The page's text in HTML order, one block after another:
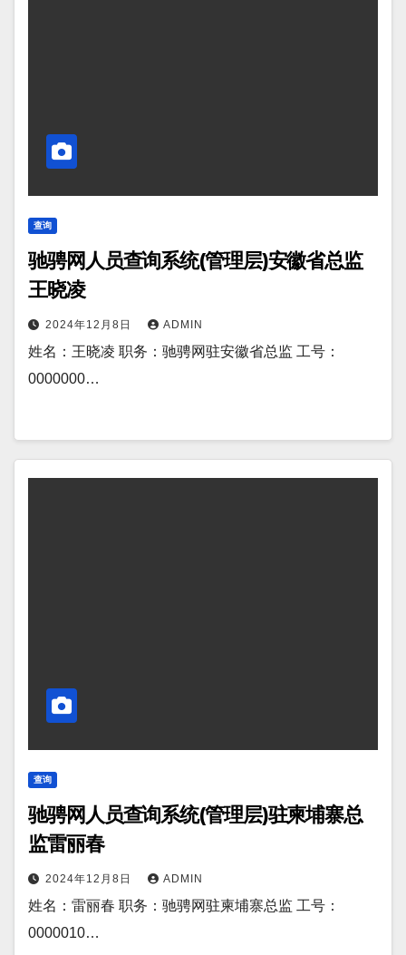
查询
驰骋网人员查询系统(管理层)安徽省总监
王晓凌
2024年12月8日 ADMIN
姓名：王晓凌 职务：驰骋网驻安徽省总监 工号：
0000000…
查询
驰骋网人员查询系统(管理层)驻柬埔寨总
监雷丽春
2024年12月8日 ADMIN
姓名：雷丽春 职务：驰骋网驻柬埔寨总监 工号：
0000010…